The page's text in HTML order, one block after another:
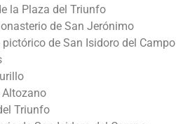
la Plaza del Triunfo
de San Jerónimo
de San Isidoro del Campo
Triunfo